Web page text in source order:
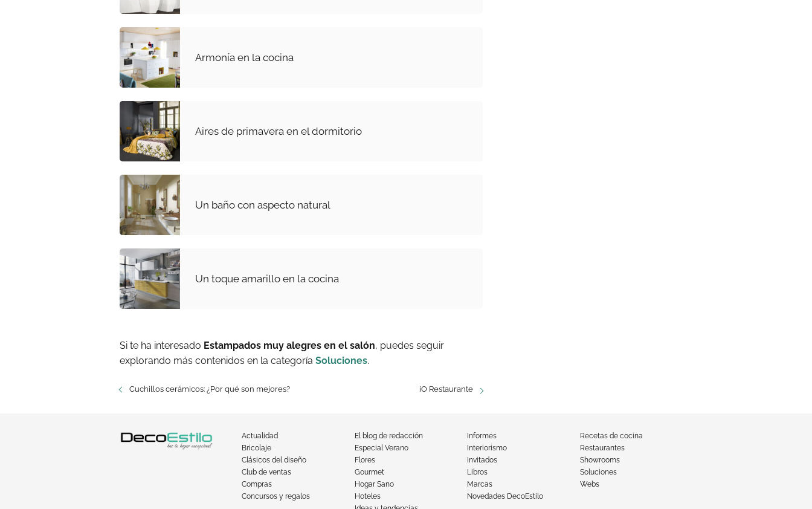
Armonía en la cocina
Aires de primavera en el dormitorio
Un baño con aspecto natural
Un toque amarillo en la cocina
Si te ha interesado Estampados muy alegres en el salón, puedes seguir
explorando más contenidos en la categoría Soluciones.
Cuchillos cerámicos: ¿Por qué son mejores? iO Restaurante
Actualidad
Bricolaje
Clásicos del diseño
Club de ventas
Compras
Concursos y regalos
El blog de redacción
Especial Verano
Flores
Gourmet
Hogar Sano
Hoteles
Informes
Interiorismo
Invitados
Libros
Marcas
Novedades DecoEstilo
Recetas de cocina
Restaurantes
Showrooms
Soluciones
Webs